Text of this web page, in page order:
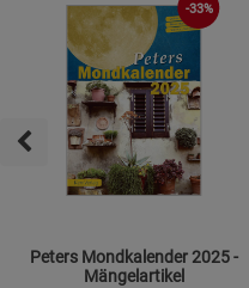
-33%
Peters Mondkalender 2025 -
Mängelartikel